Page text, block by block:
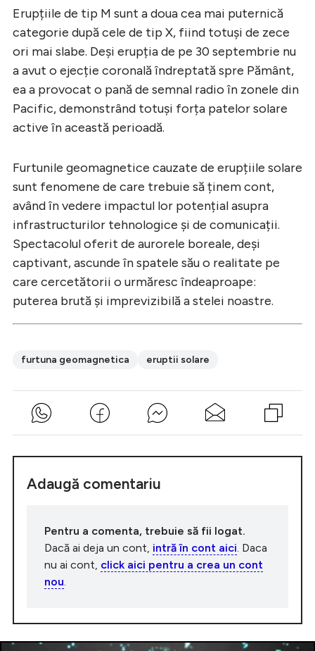
Erupțiile de tip M sunt a doua cea mai puternică
categorie după cele de tip X, fiind totuși de zece
ori mai slabe. Deși erupția de pe 30 septembrie nu
a avut o ejecție coronală îndreptată spre Pământ,
ea a provocat o pană de semnal radio în zonele din
Pacific, demonstrând totuși forța patelor solare
active în această perioadă.
Furtunile geomagnetice cauzate de erupțiile solare
sunt fenomene de care trebuie să ținem cont,
având în vedere impactul lor potențial asupra
infrastructurilor tehnologice și de comunicații.
Spectacolul oferit de aurorele boreale, deși
captivant, ascunde în spatele său o realitate pe
care cercetătorii o urmăresc îndeaproape:
puterea brută și imprevizibilă a stelei noastre.
furtuna geomagnetica eruptii solare
Adaugă comentariu
Pentru a comenta, trebuie să fii logat.
Dacă ai deja un cont, intră în cont aici . Daca
nu ai cont, click aici pentru a crea un cont
nou